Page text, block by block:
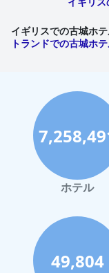
イギリスでの古城ホ
トランドでの古城ホ
ホテル
49,804